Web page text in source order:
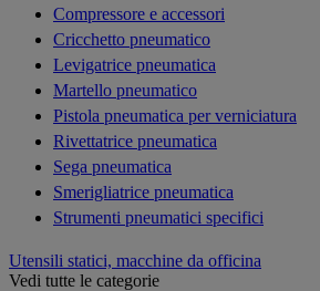
Compressore e accessori
Cricchetto pneumatico
Levigatrice pneumatica
Martello pneumatico
Pistola pneumatica per verniciatura
Rivettatrice pneumatica
Sega pneumatica
Smerigliatrice pneumatica
Strumenti pneumatici specifici
Utensili statici, macchine da officina
Vedi tutte le categorie